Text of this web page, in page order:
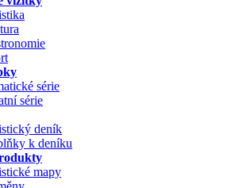
série
série
deník
k deníku
mapy